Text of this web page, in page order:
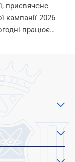
присвячене
кампанії 2026
працює